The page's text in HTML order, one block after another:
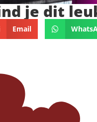
je dit
Email